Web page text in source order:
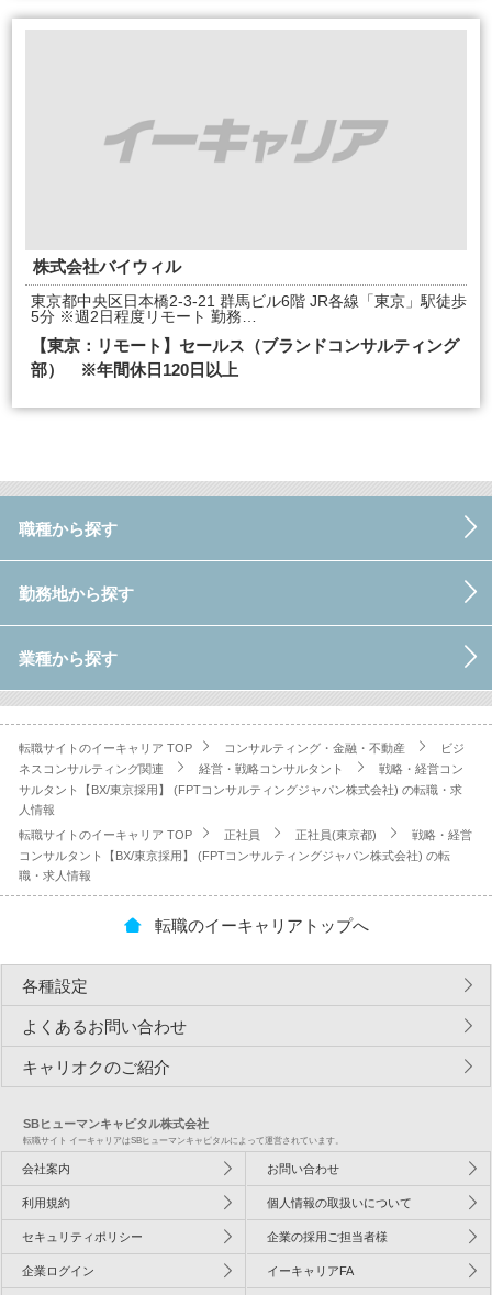
株式会社バイウィル
東京都中央区日本橋2-3-21 群馬ビル6階 JR各線「東京」駅徒歩
5分 ※週2日程度リモート 勤務…
【東京：リモート】セールス（ブランドコンサルティング
部） ※年間休日120日以上
職種から探す
勤務地から探す
業種から探す
転職サイトのイーキャリア TOP コンサルティング・金融・不動産
ビジ
ネスコンサルティング関連
経営・戦略コンサルタント
戦略・経営コン
サルタント【BX/東京採用】 (FPTコンサルティングジャパン株式会社) の転職・求
人情報
転職サイトのイーキャリア TOP
正社員 正社員(東京都)
戦略・経営
コンサルタント【BX/東京採用】 (FPTコンサルティングジャパン株式会社) の転
職・求人情報
転職のイーキャリアトップへ
各種設定
よくあるお問い合わせ
キャリオクのご紹介
SBヒューマンキャピタル株式会社
転職サイト イーキャリアはSBヒューマンキャピタルによって運営されています。
会社案内 お問い合わせ
利用規約 個人情報の取扱いについて
セキュリティポリシー 企業の採用ご担当者様
企業ログイン イーキャリアFA